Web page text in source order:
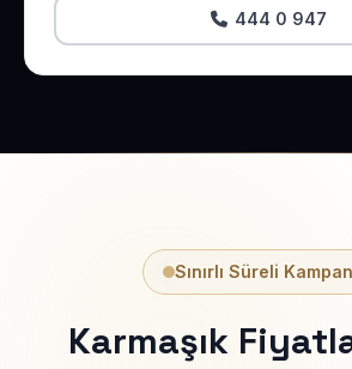
444 0 947
Sınırlı Süreli
Karmaşık